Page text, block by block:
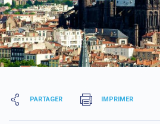
PARTAGER IMPRIMER